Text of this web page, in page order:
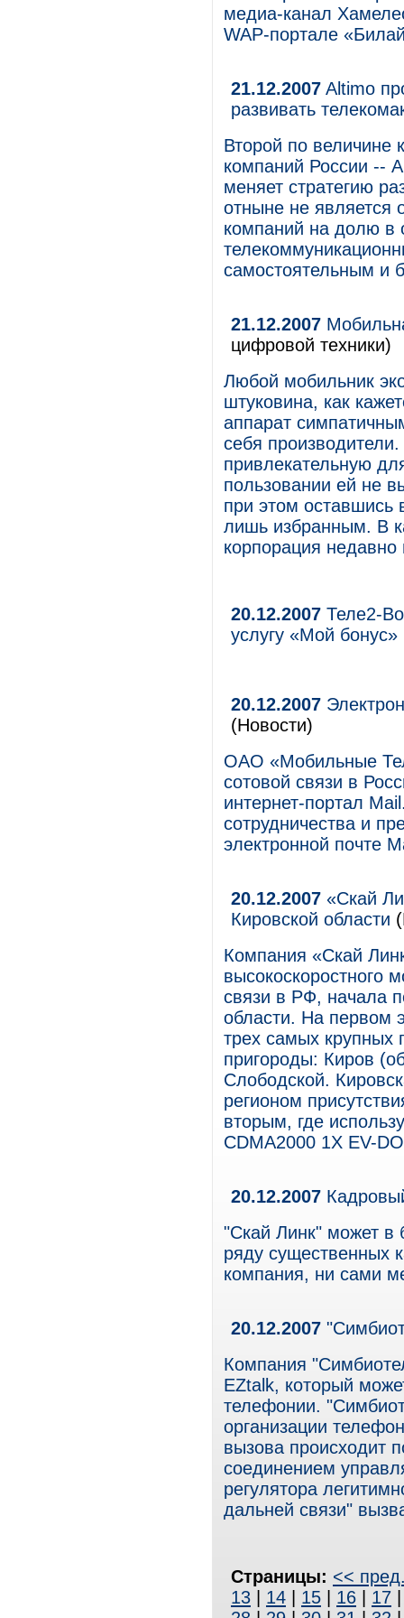
медиа-канал
WAP-портале
21.12.2007 Altimo
развивать
Второй по величине
компаний России --
меняет стратегию
отныне не является
компаний на долю в
самостоятельным и
21.12.2007
цифровой техники)
Любой мобильник
штуковина, как
аппарат
себя
привлекательную
пользовании ей не
при этом оставшись
лишь избранным. В
корпорация
20.12.2007 Теле2-
услугу «Мой бонус»
20.12.2007
(Новости)
ОАО «Мобильные
сотовой связи в
интернет-портал
сотрудничества и
электронной почте
20.12.2007 «Скай
Кировской области
Компания «Скай
высокоскоростного
связи в РФ, начала
области. На первом
трех самых крупных
пригороды: Киров
Слободской.
регионом
вторым, где
CDMA2000 1X EV-
20.12.2007
"Скай Линк" может в
ряду существенных
компания, ни сами
20.12.2007
Компания
EZtalk, который
телефонии.
организации
вызова происходит
соединением
регулятора
дальней связи"
Страницы: <<
13
14 15 16 17